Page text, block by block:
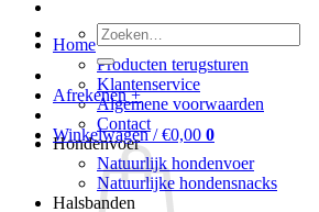
Home
Producten terugsturen
Klantenservice
Algemene voorwaarden
Contact
Hondenvoer
Natuurlijk hondenvoer
Natuurlijke hondensnacks
Halsbanden
Zoeken
naar:
Afrekenen +
Winkelwagen /€0,00 0